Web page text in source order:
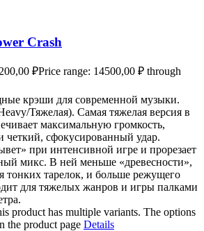
Crash
₽Price range: 14500,00 ₽ through
крэши для современной музыки.
Тяжелая). Самая тяжелая версия в
максимальную громкость,
сфокусированный удар.
при интенсивной игре и прорезает
микс. В ней меньше «древесности»,
тонких тарелок, и больше режущего
для тяжелых жанров и игры палками
product has multiple variants. The options
the product page Details